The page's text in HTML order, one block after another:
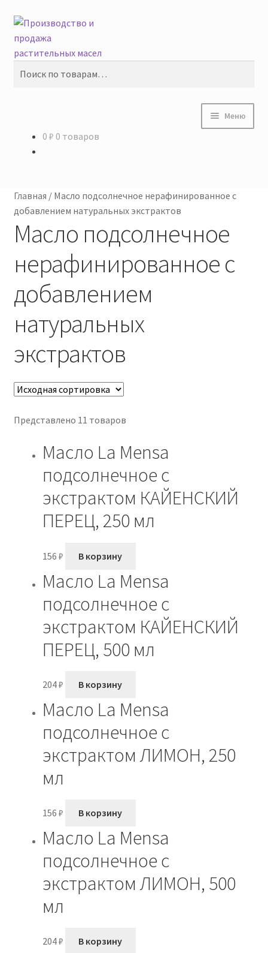
Перейти
к
навигации
Перейти
к
содержимому
Поиск
Меню
Корзина
Мой аккаунт
Оформление заказа
Пример страницы
Реквизиты
Способы оплаты
0 ₽ 0 товаров
Главная / Масло подсолнечное нерафинированное с
добавлением натуральных экстрактов
Масло подсолнечное
нерафинированное с
добавлением
натуральных
экстрактов
Представлено 11 товаров
Масло La Mensa
подсолнечное с
экстрактом КАЙЕНСКИЙ
ПЕРЕЦ, 250 мл
156 ₽ В корзину
Масло La Mensa
подсолнечное с
экстрактом КАЙЕНСКИЙ
ПЕРЕЦ, 500 мл
204₽ В корзину
Масло La Mensa
подсолнечное с
экстрактом ЛИМОН, 250
мл
156 ₽ В корзину
Масло La Mensa
подсолнечное с
экстрактом ЛИМОН, 500
мл
204₽ В корзину